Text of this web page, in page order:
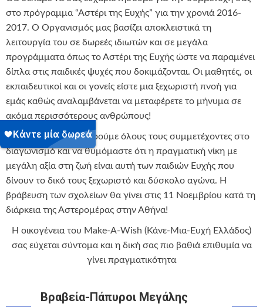
στο πρόγραμμα “Αστέρι της Ευχής” για την χρονιά 2016-
2017. Ο Οργανισμός μας βασίζει αποκλειστικά τη
λειτουργία του σε δωρεές ιδιωτών και σε μεγάλα
προγράμματα όπως το Αστέρι της Ευχής ώστε να παραμένει
δίπλα στις παιδικές ψυχές που δοκιμάζονται. Οι μαθητές, οι
εκπαιδευτικοί και οι γονείς είστε μια ξεχωριστή πνοή για
εμάς καθώς αναλαμβάνεται να μεταφέρετε το μήνυμα σε
ακόμα περισσότερους ανθρώπους!
Θα θέλαμε να συγχαρούμε όλους τους συμμετέχοντες στο
διαγωνισμό και να θυμόμαστε ότι η πραγματική νίκη με
μεγάλη αξία στη ζωή είναι αυτή των παιδιών Ευχής που
δίνουν το δικό τους ξεχωριστό και δύσκολο αγώνα. Η
βράβευση των σχολείων θα γίνει στις 11 Νοεμβρίου κατά τη
διάρκεια της Αστερομέρας στην Αθήνα!
Η οικογένεια του Make-A-Wish (Κάνε-Μια-Ευχή Ελλάδος)
σας εύχεται σύντομα και η δική σας πιο βαθιά επιθυμία να
γίνει πραγματικότητα
Βραβεία-Πάπυροι Μεγάλης